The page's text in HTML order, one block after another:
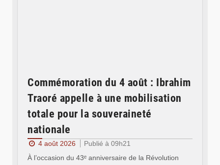
Commémoration du 4 août : Ibrahim
Traoré appelle à une mobilisation
totale pour la souveraineté
nationale
4 août 2026
Publié à 09h21
À l’occasion du 43ᵉ anniversaire de la Révolution